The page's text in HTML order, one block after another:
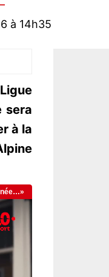
à 14h35
sera
à la